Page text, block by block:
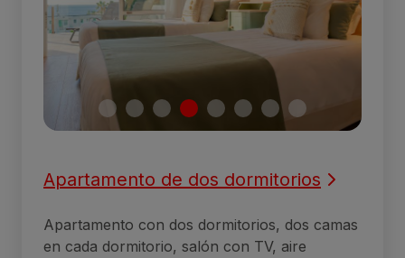
Apartamento de dos dormitorios
Apartamento con dos dormitorios, dos camas
en cada dormitorio, salón con TV, aire